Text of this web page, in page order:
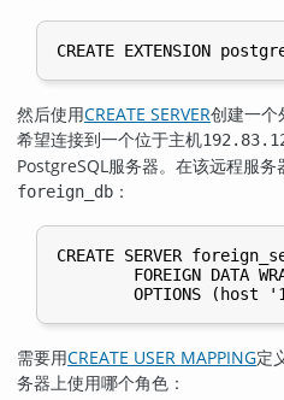
然后使用CREATE SERVER创建一个
希望连接到一个位于主机
PostgreSQL服务器。在该远程服
foreign_db ：
CREATE SERVER
FOREIGN DATA
需要用CREATE USER MAPPING定
务器上使用哪个角色：